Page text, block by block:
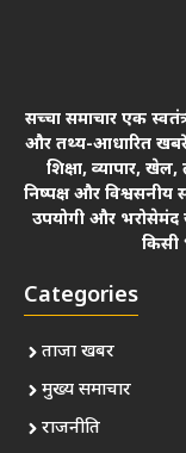
सच्चा समाचार एक
और तथ्य-आधारित खबरें
शिक्षा, व्यापार,
निष्पक्ष और
उपयोगी और भरोसेमंद
किसी
Categories
ताजा खबर
मुख्य समाचार
राजनीति